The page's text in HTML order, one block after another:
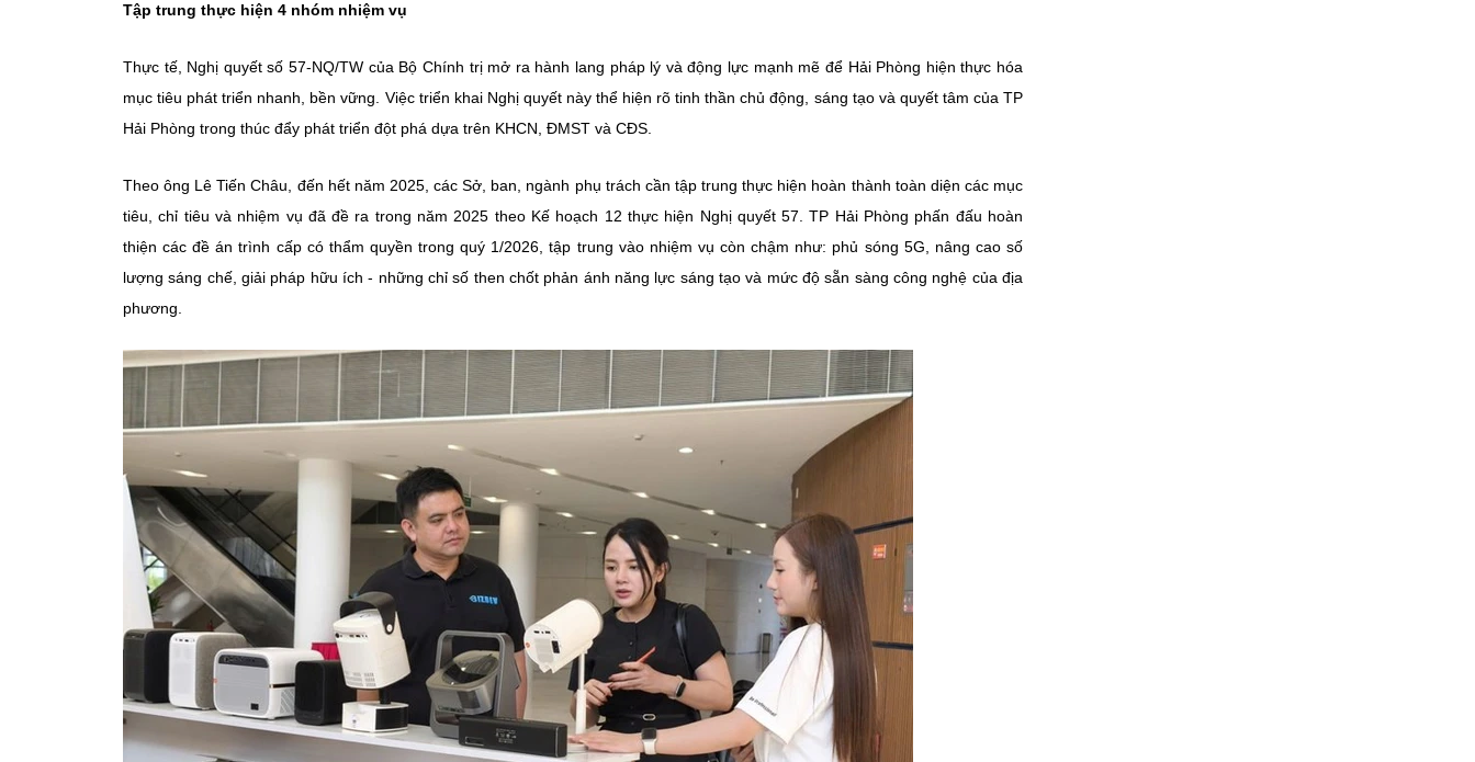
Tập trung thực hiện 4 nhóm nhiệm vụ
Thực tế, Nghị quyết số 57-NQ/TW của Bộ Chính trị mở ra hành lang pháp lý và động lực mạnh mẽ để Hải Phòng hiện thực hóa
mục tiêu phát triển nhanh, bền vững. Việc triển khai Nghị quyết này thể hiện rõ tinh thần chủ động, sáng tạo và quyết tâm của TP
Hải Phòng trong thúc đẩy phát triển đột phá dựa trên KHCN, ĐMST và CĐS.
Theo ông Lê Tiến Châu, đến hết năm 2025, các Sở, ban, ngành phụ trách cần tập trung thực hiện hoàn thành toàn diện các mục
tiêu, chỉ tiêu và nhiệm vụ đã đề ra trong năm 2025 theo Kế hoạch 12 thực hiện Nghị quyết 57. TP Hải Phòng phấn đấu hoàn
thiện các đề án trình cấp có thẩm quyền trong quý 1/2026, tập trung vào nhiệm vụ còn chậm như: phủ sóng 5G, nâng cao số
lượng sáng chế, giải pháp hữu ích - những chỉ số then chốt phản ánh năng lực sáng tạo và mức độ sẵn sàng công nghệ của địa
phương.